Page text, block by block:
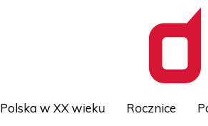
Polska w XX wieku Rocznice